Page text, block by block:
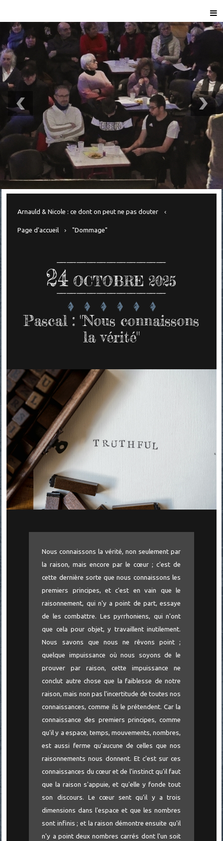
Arnauld & Nicole : ce dont on peut ne pas douter
Page d'accueil "Dommage"
24 OCTOBRE 2025
Pascal : "Nous connaissons
la vérité"
Nous connaissons la vérité, non seulement par
la raison, mais encore par le cœur ; c'est de
cette dernière sorte que nous connaissons les
premiers principes, et c'est en vain que le
raisonnement, qui n'y a point de part, essaye
de les combattre. Les pyrrhoniens, qui n'ont
que cela pour objet, y travaillent inutilement.
Nous savons que nous ne rêvons point ;
quelque impuissance où nous soyons de le
prouver par raison, cette impuissance ne
conclut autre chose que la faiblesse de notre
raison, mais non pas l'incertitude de toutes nos
connaissances, comme ils le prétendent. Car la
connaissance des premiers principes, comme
qu'il y a espace, temps, mouvements, nombres,
est aussi ferme qu'aucune de celles que nos
raisonnements nous donnent. Et c'est sur ces
connaissances du cœur et de l'instinct qu'il faut
que la raison s'appuie, et qu'elle y fonde tout
son discours. Le cœur sent qu'il y a trois
dimensions dans l'espace et que les nombres
sont infinis ; et la raison démontre ensuite qu'il
n'y a point deux nombres carrés dont l'un soit